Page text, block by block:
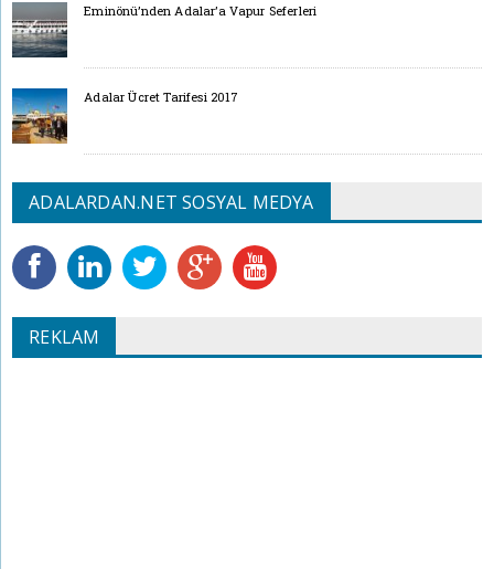
Eminönü’nden Adalar’a Vapur Seferleri
Adalar Ücret Tarifesi 2017
ADALARDAN.NET SOSYAL MEDYA
REKLAM